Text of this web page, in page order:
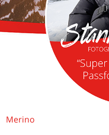
Merino